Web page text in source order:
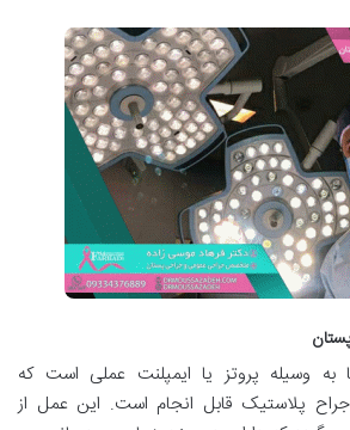
وسیله پروتز یا ایمپلنت عملی است که
پلاستیک قابل انجام است. این عمل از